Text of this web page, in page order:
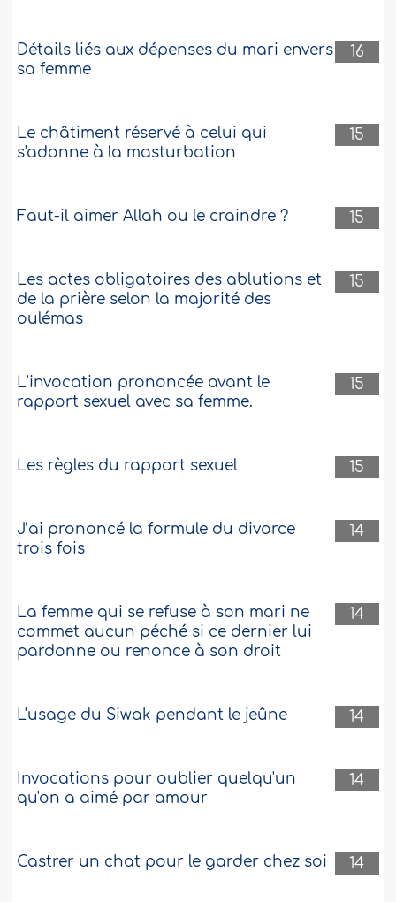
16
Détails liés aux dépenses du mari envers
sa femme
15
Le châtiment réservé à celui qui
s'adonne à la masturbation
15
Faut-il aimer Allah ou le craindre ?
15
Les actes obligatoires des ablutions et
de la prière selon la majorité des
oulémas
15
L’invocation prononcée avant le
rapport sexuel avec sa femme.
15
Les règles du rapport sexuel
14
J’ai prononcé la formule du divorce
trois fois
14
La femme qui se refuse à son mari ne
commet aucun péché si ce dernier lui
pardonne ou renonce à son droit
14
L'usage du Siwak pendant le jeûne
14
Invocations pour oublier quelqu'un
qu'on a aimé par amour
14
Castrer un chat pour le garder chez soi